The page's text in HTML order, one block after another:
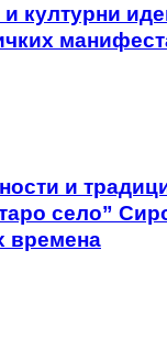
културни
и
село”
времена